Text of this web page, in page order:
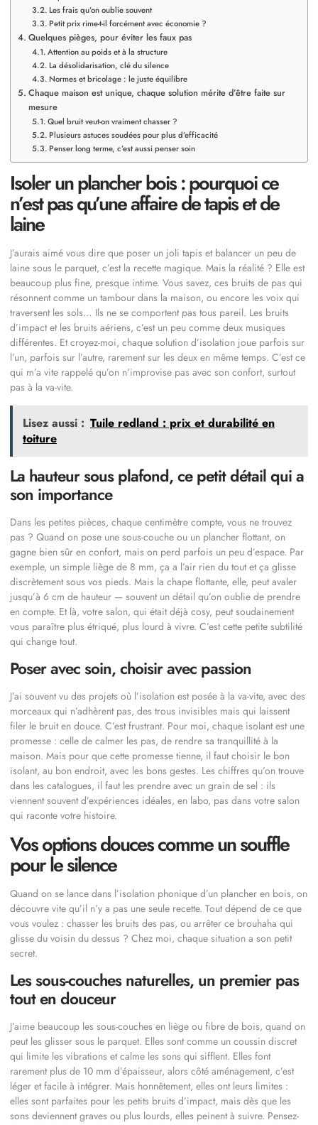
Les frais qu’on oublie souvent
Petit prix rime-t-il forcément avec économie ?
Quelques pièges, pour éviter les faux pas
Attention au poids et à la structure
La désolidarisation, clé du silence
Normes et bricolage : le juste équilibre
Chaque maison est unique, chaque solution mérite d’être faite sur
mesure
Quel bruit veut-on vraiment chasser ?
Plusieurs astuces soudées pour plus d’efficacité
Penser long terme, c’est aussi penser soin
Isoler un plancher bois : pourquoi ce
n’est pas qu’une affaire de tapis et de
laine
J’aurais aimé vous dire que poser un joli tapis et balancer un peu de
laine sous le parquet, c’est la recette magique. Mais la réalité ? Elle est
beaucoup plus fine, presque intime. Vous savez, ces bruits de pas qui
résonnent comme un tambour dans la maison, ou encore les voix qui
traversent les sols… Ils ne se comportent pas tous pareil. Les bruits
d’impact et les bruits aériens, c’est un peu comme deux musiques
différentes. Et croyez-moi, chaque solution d’isolation joue parfois sur
l’un, parfois sur l’autre, rarement sur les deux en même temps. C’est ce
qui m’a vite rappelé qu’on n’improvise pas avec son confort, surtout
pas à la va-vite.
Lisez aussi : Tuile redland : prix et durabilité en
toiture
La hauteur sous plafond, ce petit détail qui a
son importance
Dans les petites pièces, chaque centimètre compte, vous ne trouvez
pas ? Quand on pose une sous-couche ou un plancher flottant, on
gagne bien sûr en confort, mais on perd parfois un peu d’espace. Par
exemple, un simple liège de 8 mm, ça a l’air rien du tout et ça glisse
discrètement sous vos pieds. Mais la chape flottante, elle, peut avaler
jusqu’à 6 cm de hauteur — souvent un détail qu’on oublie de prendre
en compte. Et là, votre salon, qui était déjà cosy, peut soudainement
vous paraître plus étriqué, plus lourd à vivre. C’est cette petite subtilité
qui change tout.
Poser avec soin, choisir avec passion
J’ai souvent vu des projets où l’isolation est posée à la va-vite, avec des
morceaux qui n’adhèrent pas, des trous invisibles mais qui laissent
filer le bruit en douce. C’est frustrant. Pour moi, chaque isolant est une
promesse : celle de calmer les pas, de rendre sa tranquillité à la
maison. Mais pour que cette promesse tienne, il faut choisir le bon
isolant, au bon endroit, avec les bons gestes. Les chiffres qu’on trouve
dans les catalogues, il faut les prendre avec un grain de sel : ils
viennent souvent d’expériences idéales, en labo, pas dans votre salon
qui raconte votre histoire.
Vos options douces comme un souffle
pour le silence
Quand on se lance dans l’isolation phonique d’un plancher en bois, on
découvre vite qu’il n’y a pas une seule recette. Tout dépend de ce que
vous voulez : chasser les bruits des pas, ou arrêter ce brouhaha qui
glisse du voisin du dessus ? Chez moi, chaque situation a son petit
secret.
Les sous-couches naturelles, un premier pas
tout en douceur
J’aime beaucoup les sous-couches en liège ou fibre de bois, quand on
peut les glisser sous le parquet. Elles sont comme un coussin discret
qui limite les vibrations et calme les sons qui sifflent. Elles font
rarement plus de 10 mm d’épaisseur, alors côté aménagement, c’est
léger et facile à intégrer. Mais honnêtement, elles ont leurs limites :
elles sont parfaites pour les petits bruits d’impact, mais dès que les
sons deviennent graves ou plus lourds, elles peinent à suivre. Pensez-